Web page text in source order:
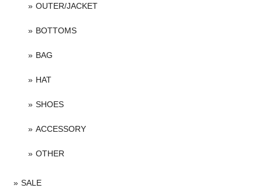
OUTER/JACKET
BOTTOMS
BAG
HAT
SHOES
ACCESSORY
OTHER
SALE